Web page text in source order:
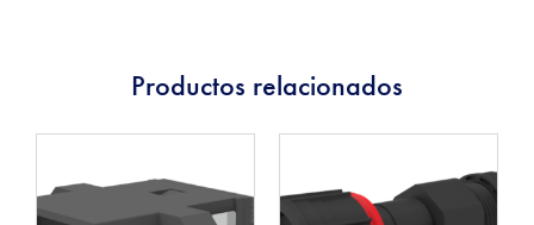
Productos relacionados